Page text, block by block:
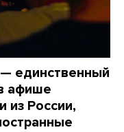
единственный
афише
из России,